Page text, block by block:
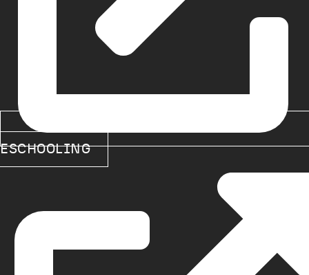
ESCHOOLING